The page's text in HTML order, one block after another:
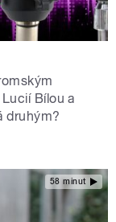
Bílou a
druhým?
58 minut